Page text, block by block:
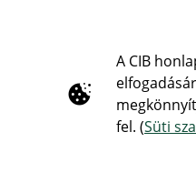
A CIB
fel. (Süti
Írjon nekünk
cib@cib.hu